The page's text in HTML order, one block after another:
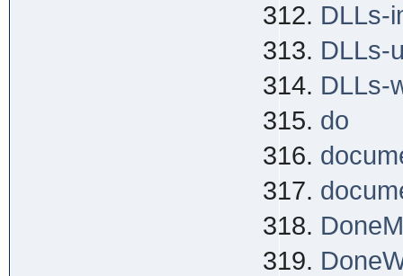
DLLs-
DLLs-
DLLs-
do